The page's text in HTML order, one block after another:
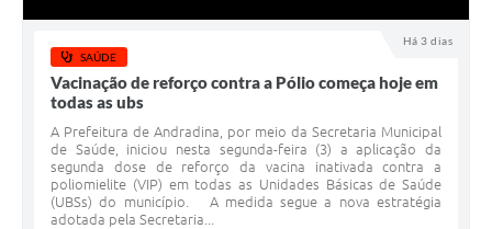
Há 3 dias
SAÚDE
Vacinação de reforço contra a Pólio começa hoje em
todas as ubs
A Prefeitura de Andradina, por meio da Secretaria Municipal
de Saúde, iniciou nesta segunda-feira (3) a aplicação da
segunda dose de reforço da vacina inativada contra a
poliomielite (VIP) em todas as Unidades Básicas de Saúde
(UBSs) do município. A medida segue a nova estratégia
adotada pela Secretaria...